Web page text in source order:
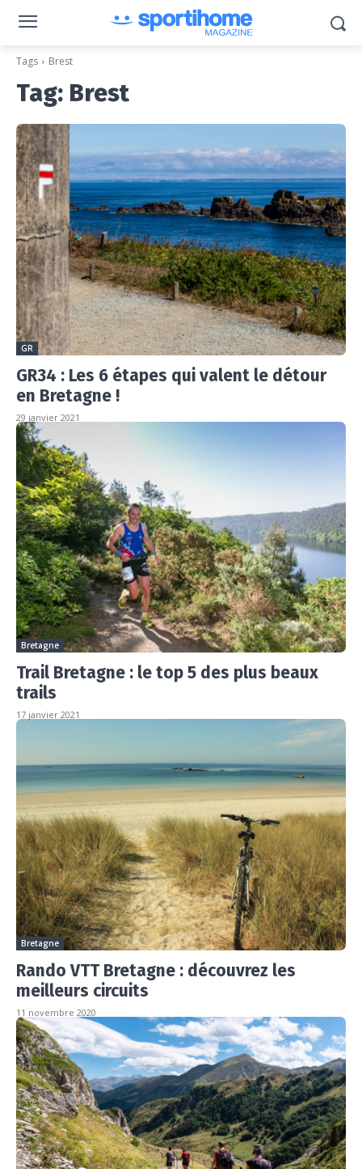
Tags Brest
Tag: Brest
GR
GR34 : Les 6 étapes qui valent le détour
en Bretagne !
29 janvier 2021
Bretagne
Trail Bretagne : le top 5 des plus beaux
trails
17 janvier 2021
Bretagne
Rando VTT Bretagne : découvrez les
meilleurs circuits
11 novembre 2020